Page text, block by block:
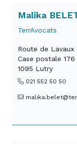
Malika
TerrAvocats
Route de Lavaux
Case postale 176
1095 Lutry
021 552 50 50